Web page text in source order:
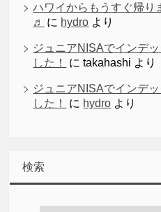
ハワイからもうすぐ帰り
♬
に hydro より
ジュニアNISAでインデ
した！
にtakahashi より
ジュニアNISAでインデ
した！
に hydro より
検索